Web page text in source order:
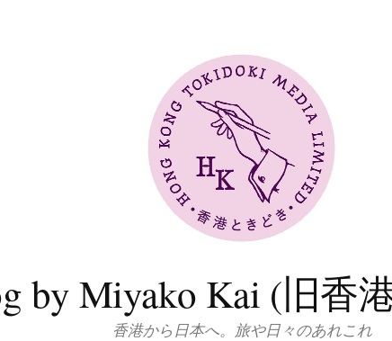
by Miyako Kai (旧香
香港から日本へ。旅や日々のあれこれ